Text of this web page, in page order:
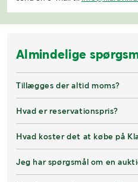
Almindelige
Tillægges der altid moms?
Hvad er reservationspris?
Hvad koster det at købe på
Jeg har spørgsmål om en